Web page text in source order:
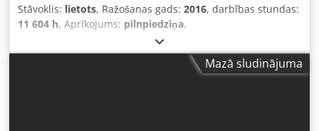
Stāvoklis: lietots, Ražošanas gads: 2016, darbības stundas:
11 604 h, Aprīkojums: pilnpiedziņa,
Mazā sludinājuma